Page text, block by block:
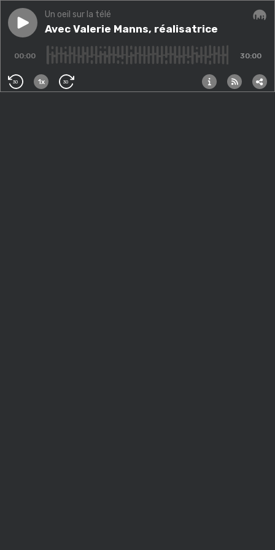
Play episodeAvec Valerie Manns, réalisatrice
Un oeil sur la télé
Avec Valerie Manns, réalisatrice
00:00 30:00
30 1x 30